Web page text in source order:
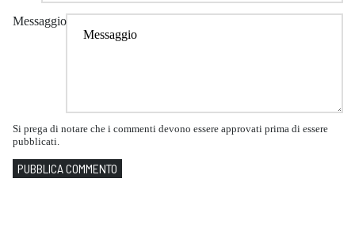
Messaggio
Si prega di notare che i commenti devono essere approvati prima di essere
pubblicati.
PUBBLICA COMMENTO